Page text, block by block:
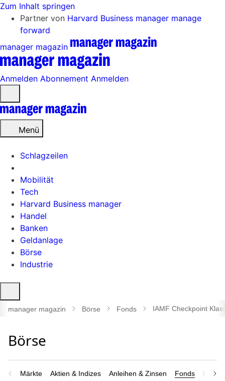
Zum Inhalt springen
Partner von Harvard Business manager manage
forward
manager magazin
Anmelden Abonnement Anmelden
öffnen
Menü
Schlagzeilen
Mobilität
Tech
Harvard Business manager
Handel
Banken
Geldanlage
Börse
Industrie
öffnen
manager magazin Börse Fonds IAMF Checkpoint
Märkte Aktien & Indizes Anleihen & Zinsen Fonds